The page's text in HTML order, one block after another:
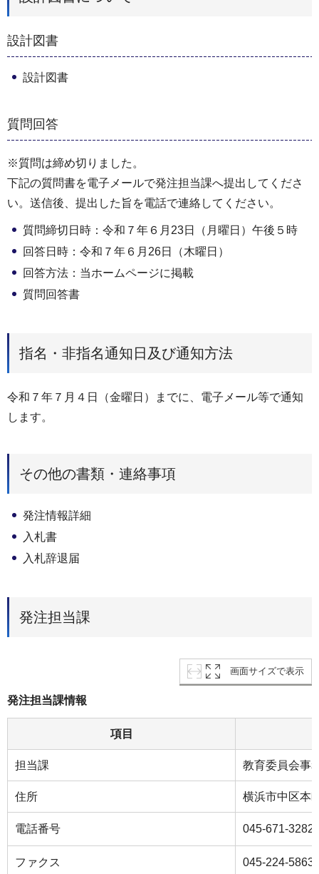
設計図書
設計図書
質問回答
※質問は締め切りました。
下記の質問書を電⼦メールで発注担当課へ提出してくださ
い。送信後、提出した旨を電話で連絡してください。
質問締切日時：令和７年６月23日（月曜日）午後５時
回答日時：令和７年６月26日（木曜日）
回答方法：当ホームページに掲載
質問回答書
指名・非指名通知日及び通知方法
令和７年７月４日（金曜日）までに、電子メール等で通知
します。
その他の書類・連絡事項
発注情報詳細
入札書
入札辞退届
発注担当課
画面サイズで表示
発注担当課情報
項目
担当課 教育委員会事
住所 横浜市中区本
電話番号 045-671-3282
ファクス 045-224-5863